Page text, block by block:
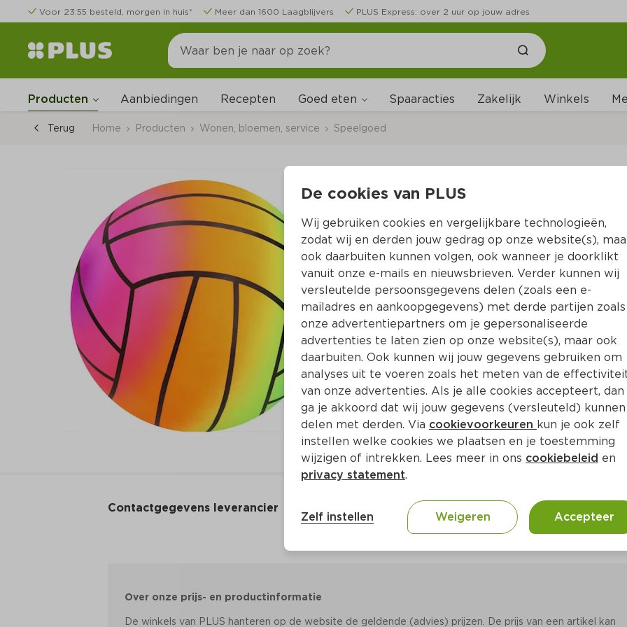
Voor 23:55 besteld, morgen in huis* Meer dan 1600 Laagblijvers PLUS Express: over 2 uur op jouw adres
Producten Aanbiedingen Recepten Goed eten Spaaracties Zakelijk Winkels
Terug Home Producten Wonen, bloemen, service Speelgoed
Neutraal Ball rainbow
Per Stuk 1 st
2.99
Toevoegen
Contactgegevens leverancier
Over onze prijs- en productinformatie
De winkels van PLUS hanteren op de website de geldende (advies) prijzen. De prijs van een artikel kan
De cookies van PLUS
Wij gebruiken cookies en vergelijkbare technologieën,
zodat wij en derden jouw gedrag op onze website(s),
ook daarbuiten kunnen volgen, ook wanneer je doorklikt
vanuit onze e-mails en nieuwsbrieven. Verder kunnen wij
versleutelde persoonsgegevens delen (zoals een e-
mailadres en aankoopgegevens) met derde partijen zoals
onze advertentiepartners om je gepersonaliseerde
advertenties te laten zien op onze website(s), maar ook
daarbuiten. Ook kunnen wij jouw gegevens gebruiken om
analyses uit te voeren zoals het meten van de
van onze advertenties. Als je alle cookies accepteert, dan
ga je akkoord dat wij jouw gegevens (versleuteld) kunnen
delen met derden. Via cookievoorkeuren kun je ook zelf
instellen welke cookies we plaatsen en je toestemming
wijzigen of intrekken. Lees meer in ons cookiebeleid en
privacy statement.
Zelf instellen Weigeren Accepteer